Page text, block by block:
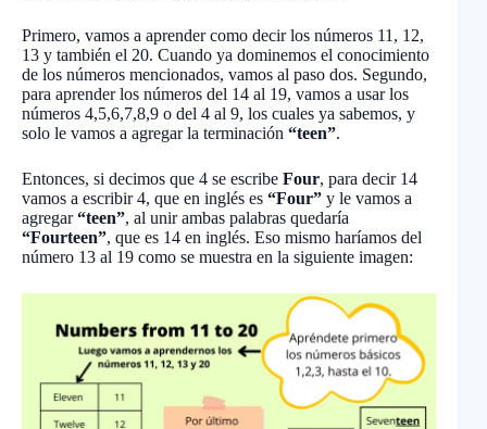
Primero, vamos a aprender como decir los números 11, 12,
13 y también el 20. Cuando ya dominemos el conocimiento
de los números mencionados, vamos al paso dos. Segundo,
para aprender los números del 14 al 19, vamos a usar los
números 4,5,6,7,8,9 o del 4 al 9, los cuales ya sabemos, y
solo le vamos a agregar la terminación “teen”.
Entonces, si decimos que 4 se escribe Four, para decir 14
vamos a escribir 4, que en inglés es “Four” y le vamos a
agregar“teen”, al unir ambas palabras quedaría
“Fourteen”, que es 14 en inglés. Eso mismo haríamos del
número 13 al 19 como se muestra en la siguiente imagen: